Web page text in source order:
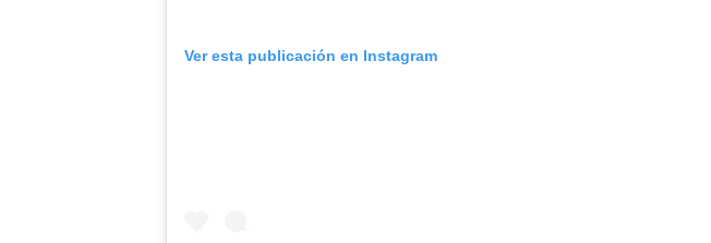
Ver esta publicación en Instagram